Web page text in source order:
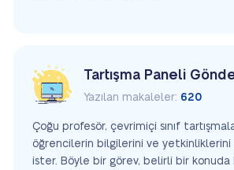
Tartışma Paneli
Yazılan makaleler: 620
Çoğu profesör, çevrimiçi sınıf
öğrencilerin bilgilerini ve yetkinliklerini
ister. Böyle bir görev, belirli bir konuda